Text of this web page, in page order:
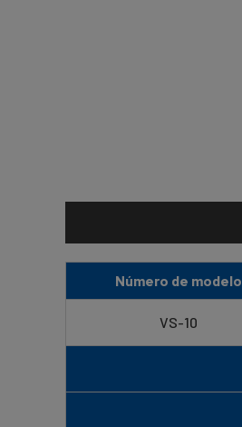
Número de modelo
VS-10